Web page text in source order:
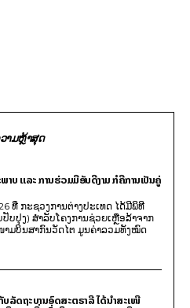
າມຫຼ້າສຸດ
ບ ແລະ ການຮ່ວມມືອັນດີງາມ ກໍຄືການເປັນຄູ່
ທີ່ ກະຊວງການຕ່າງປະເທດ ໄດ້ມີພິທີ
ບປຸງ) ສໍາລັບໂຄງການຊ່ວຍເຫຼືອລ້າຈາກ
ມບິນສາກົນວັດໄຕ ມູນຄ່າລວມທັງໝົດ
ລັດຖະບານອົດສະຕຣາລີ ໄດ້ນຳສະເໜີ